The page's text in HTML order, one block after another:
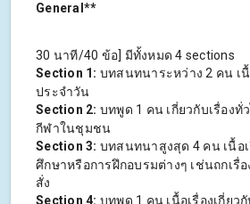
General**
30 นาที/40 ข้อ] มีทั้งหมด 4 sections
Section 1: บทสนทนาระหว่าง 2 คน เ
ประจำวัน
Section 2: บทพูด 1 คน เกี่ยวกับเรื่อง
กีฬาในชุมชน
Section 3: บทสนทนาสูงสุด 4 คน เนื้อเ
ศึกษาหรือการฝึกอบรมต่างๆ เช่นถกเรื่
สั่ง
Section 4: บทพูด 1 คน เนื้อเรื่องเกี่ยว